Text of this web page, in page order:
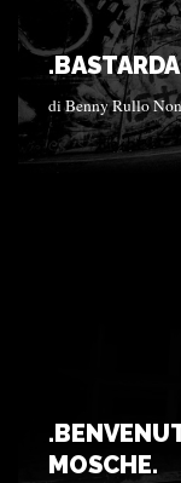
diBenny Rullo
MOSCHE.